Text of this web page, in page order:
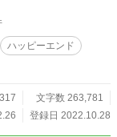
ハッピーエンド
文字数 263,781
登録日 2022.10.28